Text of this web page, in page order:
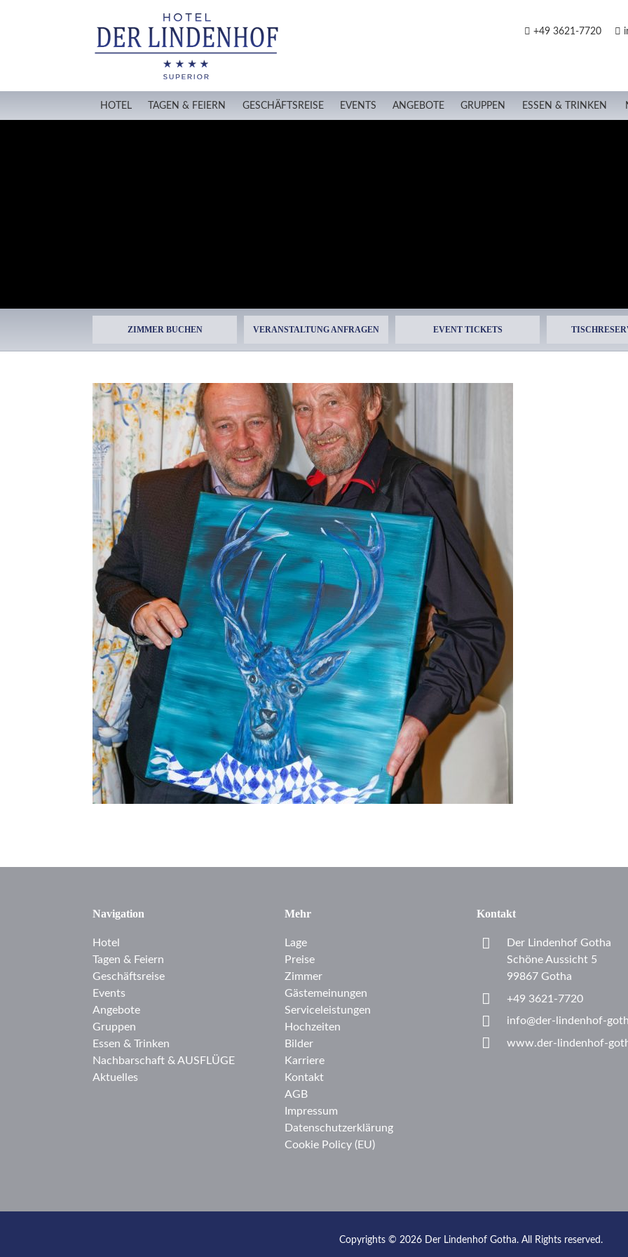
+49 3621-7720
HOTEL TAGEN & FEIERN GESCHÄFTSREISE EVENTS ANGEBOTE GRUPPEN ESSEN & TRINKEN
ZIMMER BUCHEN VERANSTALTUNG ANFRAGEN EVENT TICKETS
Navigation
Hotel
Tagen & Feiern
Geschäftsreise
Events
Angebote
Gruppen
Essen & Trinken
Nachbarschaft & AUSFLÜGE
Aktuelles
Mehr
Lage
Preise
Zimmer
Gästemeinungen
Serviceleistungen
Hochzeiten
Bilder
Karriere
Kontakt
AGB
Impressum
Datenschutzerklärung
Cookie Policy (EU)
Kontakt
Der Lindenhof Gotha
Schöne Aussicht 5
99867 Gotha
+49 3621-7720
info@der-lindenhof-
www.der-lindenhof-
Copyrights © 2026 Der Lindenhof Gotha. All Rights reserved.